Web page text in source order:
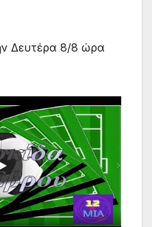
Δευτέρα 8/8 ώρα